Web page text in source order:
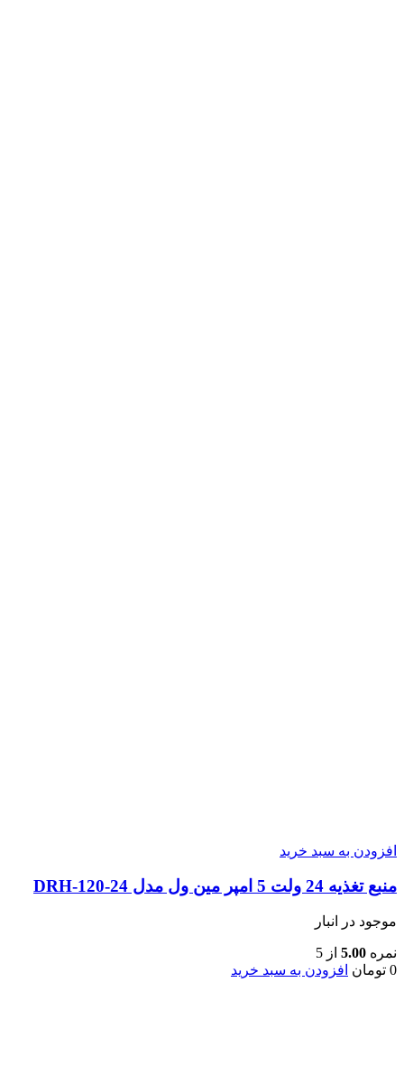
افزودن به سبد خرید
منبع تغذیه 24 ولت 5 امپر مین ول مدل DRH-120-24
موجود در انبار
نمره 5.00 از 5
0 تومان افزودن به سبد خرید